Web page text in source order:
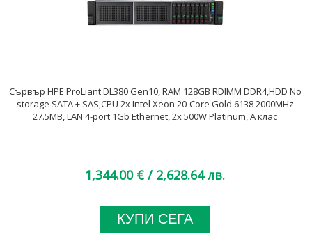
Сървър HPE ProLiant DL380 Gen10, RAM 128GB RDIMM DDR4,HDD No
storage SATA + SAS,CPU 2x Intel Xeon 20-Core Gold 6138 2000MHz
27.5MB, LAN 4-port 1Gb Ethernet, 2x 500W Platinum, A клас
1,344.00 € / 2,628.64 лв.
КУПИ СЕГА